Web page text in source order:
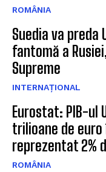
ROMÂNIA
Suedia va preda
fantomă a
Supreme
INTERNAȚIONAL
Eurostat: PIB-ul
trilioane de euro
reprezentat 2%
ROMÂNIA